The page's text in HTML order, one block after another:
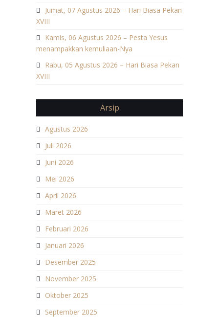
Jumat, 07 Agustus 2026 – Hari Biasa Pekan
XVIII
Kamis, 06 Agustus 2026 – Pesta Yesus
menampakkan kemuliaan-Nya
Rabu, 05 Agustus 2026 – Hari Biasa Pekan
XVIII
Arsip
Agustus 2026
Juli 2026
Juni 2026
Mei 2026
April 2026
Maret 2026
Februari 2026
Januari 2026
Desember 2025
November 2025
Oktober 2025
September 2025